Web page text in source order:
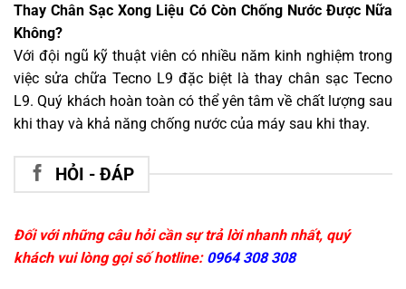
Thay Chân Sạc Xong Liệu Có Còn Chống Nước Được Nữa
Không?
Với đội ngũ kỹ thuật viên có nhiều năm kinh nghiệm trong
việc sửa chữa Tecno L9 đặc biệt là thay chân sạc Tecno
L9. Quý khách hoàn toàn có thể yên tâm về chất lượng sau
khi thay và khả năng chống nước của máy sau khi thay.
HỎI - ĐÁP
Đối với những câu hỏi cần sự trả lời nhanh nhất, quý
khách vui lòng gọi số hotline: 0964 308 308